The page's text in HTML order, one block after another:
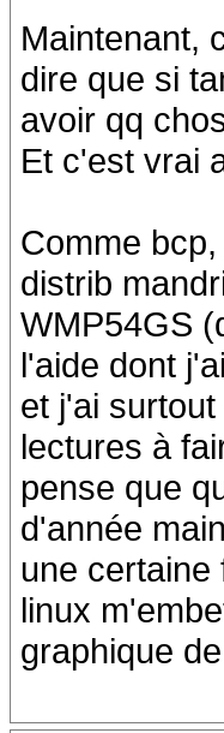
Maintenant,
dire que si
avoir qq
Et c'est vrai
Comme
distrib
WMP54GS
l'aide dont
et j'ai
lectures à
pense que
d'année
une certaine
linux
graphique